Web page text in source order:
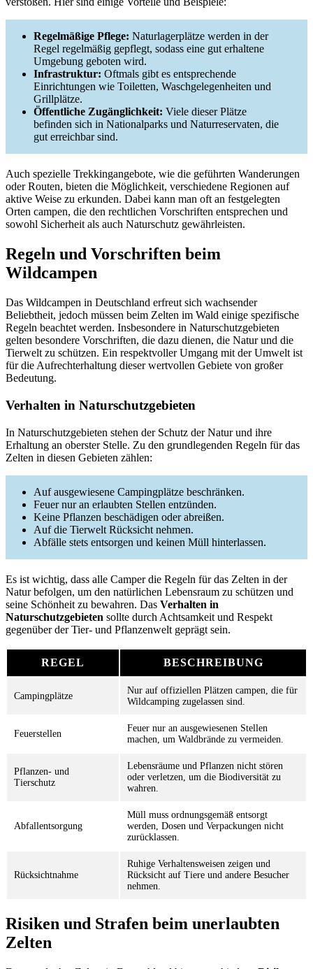
Regelmäßige Pflege: Naturlagerplätze werden in der
Regel regelmäßig gepflegt, sodass eine gut erhaltene
Umgebung geboten wird.
Infrastruktur: Oftmals gibt es entsprechende
Einrichtungen wie Toiletten, Waschgelegenheiten und
Grillplätze.
Öffentliche Zugänglichkeit: Viele dieser Plätze
befinden sich in Nationalparks und Naturreservaten, die
gut erreichbar sind.
Auch spezielle Trekkingangebote, wie die geführten Wanderungen
oder Routen, bieten die Möglichkeit, verschiedene Regionen auf
aktive Weise zu erkunden. Dabei kann man oft an festgelegten
Orten campen, die den rechtlichen Vorschriften entsprechen und
sowohl Sicherheit als auch Naturschutz gewährleisten.
Regeln und Vorschriften beim
Wildcampen
Das Wildcampen in Deutschland erfreut sich wachsender
Beliebtheit, jedoch müssen beim Zelten im Wald einige spezifische
Regeln beachtet werden. Insbesondere in Naturschutzgebieten
gelten besondere Vorschriften, die dazu dienen, die Natur und die
Tierwelt zu schützen. Ein respektvoller Umgang mit der Umwelt ist
für die Aufrechterhaltung dieser wertvollen Gebiete von großer
Bedeutung.
Verhalten in Naturschutzgebieten
In Naturschutzgebieten stehen der Schutz der Natur und ihre
Erhaltung an oberster Stelle. Zu den grundlegenden Regeln für das
Zelten in diesen Gebieten zählen:
Auf ausgewiesene Campingplätze beschränken.
Feuer nur an erlaubten Stellen entzünden.
Keine Pflanzen beschädigen oder abreißen.
Auf die Tierwelt Rücksicht nehmen.
Abfälle stets entsorgen und keinen Müll hinterlassen.
Es ist wichtig, dass alle Camper die Regeln für das Zelten in der
Natur befolgen, um den natürlichen Lebensraum zu schützen und
seine Schönheit zu bewahren. Das Verhalten in
Naturschutzgebieten sollte durch Achtsamkeit und Respekt
gegenüber der Tier- und Pflanzenwelt geprägt sein.
REGEL BESCHREIBUNG
Campingplätze
Nur auf offiziellen Plätzen campen, die für
Wildcamping zugelassen sind.
Feuerstellen
Feuer nur an ausgewiesenen Stellen
machen, um Waldbrände zu vermeiden.
Pflanzen- und
Tierschutz
Lebensräume und Pflanzen nicht stören
oder verletzen, um die Biodiversität zu
wahren.
Abfallentsorgung
Müll muss ordnungsgemäß entsorgt
werden, Dosen und Verpackungen nicht
zurücklassen.
Rücksichtnahme
Ruhige Verhaltensweisen zeigen und
Rücksicht auf Tiere und andere Besucher
nehmen.
Risiken und Strafen beim unerlaubten
Zelten